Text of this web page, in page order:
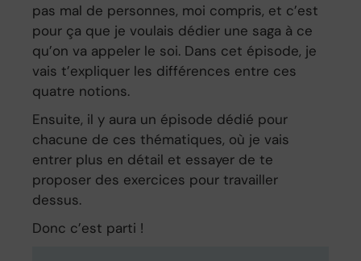
pas mal de personnes, moi compris, et c’est
pour ça que je voulais dédier une saga à ce
qu’on va appeler le soi. Dans cet épisode, je
vais t’expliquer les différences entre ces
quatre notions.
Ensuite, il y aura un épisode dédié pour
chacune de ces thématiques, où je vais
entrer plus en détail et essayer de te
proposer des exercices pour travailler
dessus.
Donc c’est parti !